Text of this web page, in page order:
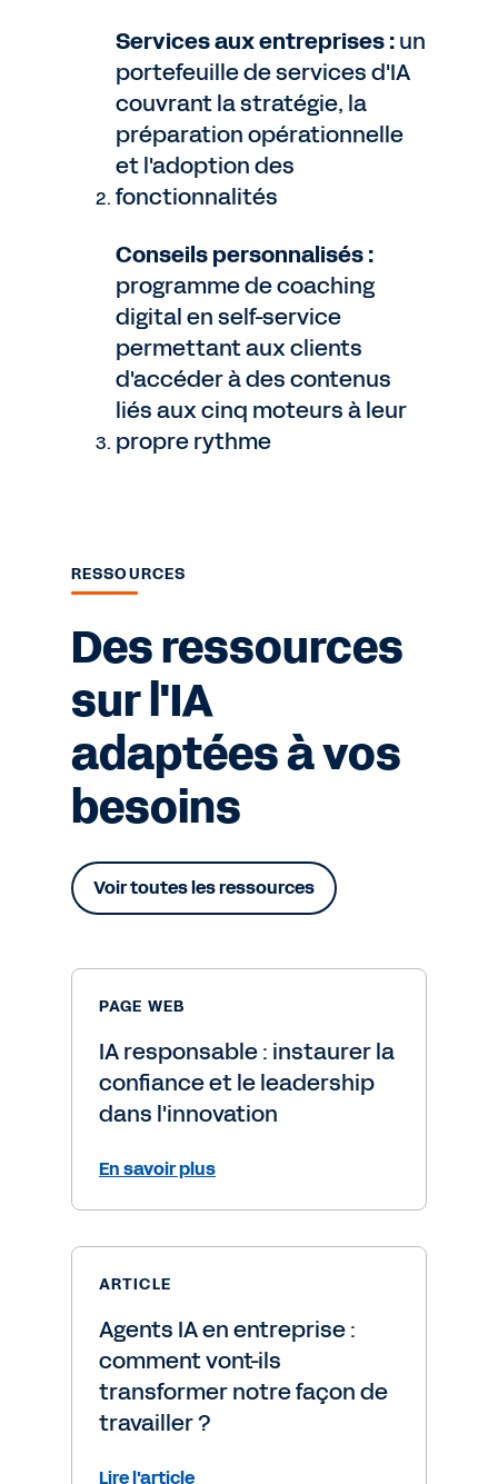
Services aux entreprises :un
portefeuille de services d'IA
couvrant la stratégie, la
préparation opérationnelle
et l'adoption des
fonctionnalités
Conseils personnalisés :
programme de coaching
digital en self-service
permettant aux clients
d'accéder à des contenus
liés aux cinq moteurs à leur
propre rythme
RESSOURCES
Des ressources
sur l'IA
adaptées à vos
besoins
Voir toutes les ressources
PAGE WEB
IA responsable : instaurer la
confiance et le leadership
dans l'innovation
En savoir plus
ARTICLE
Agents IA en entreprise :
comment vont-ils
transformer notre façon de
travailler ?
Lire l'article